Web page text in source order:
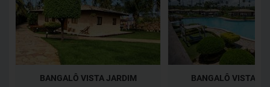
BANGALÔ VISTA JARDIM BANGALÔ VISTA